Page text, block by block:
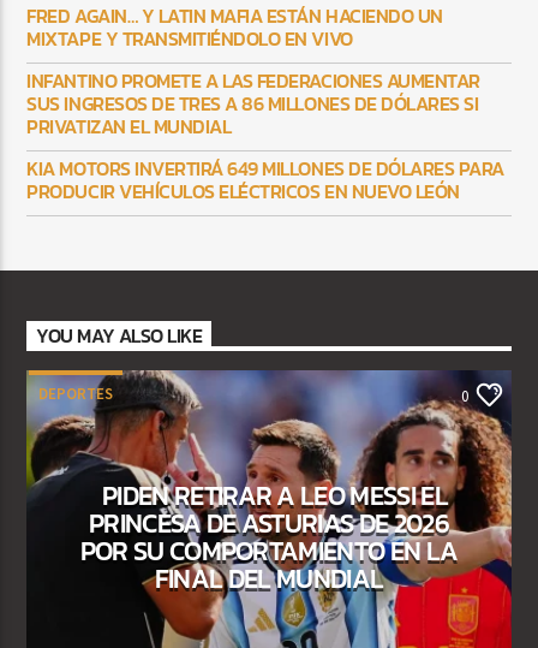
FRED AGAIN… Y LATIN MAFIA ESTÁN HACIENDO UN
MIXTAPE Y TRANSMITIÉNDOLO EN VIVO
INFANTINO PROMETE A LAS FEDERACIONES AUMENTAR
SUS INGRESOS DE TRES A 86 MILLONES DE DÓLARES SI
PRIVATIZAN EL MUNDIAL
KIA MOTORS INVERTIRÁ 649 MILLONES DE DÓLARES PARA
PRODUCIR VEHÍCULOS ELÉCTRICOS EN NUEVO LEÓN
YOU MAY ALSO LIKE
DEPORTES 0
PIDEN RETIRAR A LEO MESSI EL
PRINCESA DE ASTURIAS DE 2026
POR SU COMPORTAMIENTO EN LA
FINAL DEL MUNDIAL